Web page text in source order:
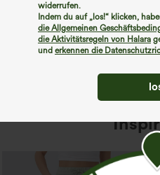
widerrufen.
Indem du auf „los!“ klicken,
die Allgemeinen
die Aktivitätsregeln von Halara
und erkennen die
Mehr